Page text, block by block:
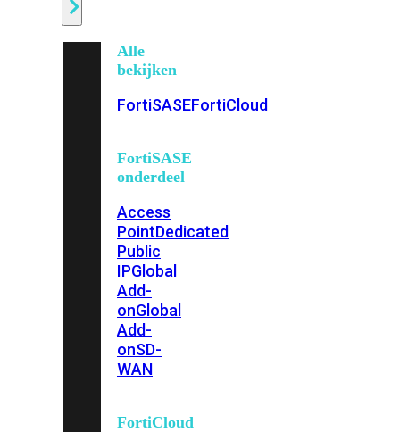
Alle
bekijken
FortiSASEFortiCloud
FortiSASE
onderdeel
Access
PointDedicated
Public
IPGlobal
Add-
onGlobal
Add-
onSD-
WAN
FortiCloud